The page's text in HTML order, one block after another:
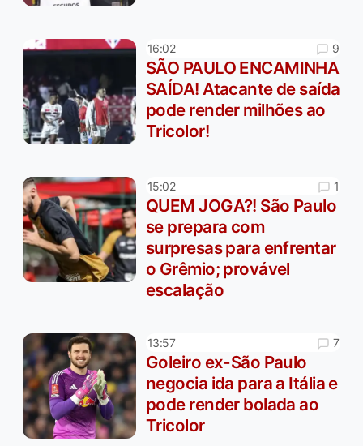
16:02 9
SÃO PAULO ENCAMINHA
SAÍDA! Atacante de saída
pode render milhões ao
Tricolor!
15:02 1
QUEM JOGA?! São Paulo
se prepara com
surpresas para enfrentar
o Grêmio; provável
escalação
13:57 7
Goleiro ex-São Paulo
negocia ida para a Itália e
pode render bolada ao
Tricolor